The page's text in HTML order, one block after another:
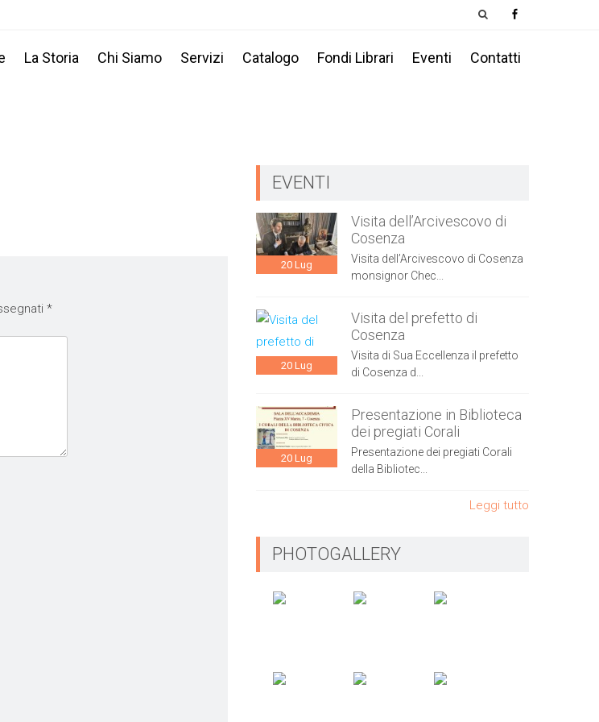
La Storia Chi Siamo Servizi Catalogo Fondi Librari Eventi Contatti
*
EVENTI
20 Lug
Visita dell’Arcivescovo di
Cosenza
Visita dell’Arcivescovo di Cosenza
monsignor Chec...
20 Lug
Visita del prefetto di
Cosenza
Visita di Sua Eccellenza il prefetto
di Cosenza d...
20 Lug
Presentazione in Biblioteca
dei pregiati Corali
Presentazione dei pregiati Corali
della Bibliotec...
Leggi tutto
PHOTOGALLERY